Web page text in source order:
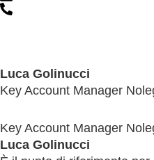
Luca Golinucci
Key Account Manager
Key Account Manager
Luca Golinucci